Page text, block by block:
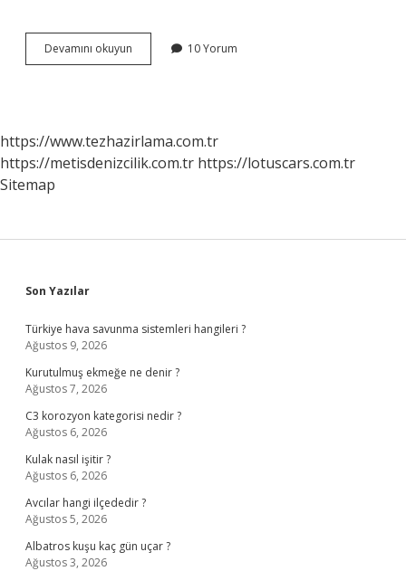
Devamını okuyun
façalı
10 Yorum
https://www.tezhazirlama.com.tr
https://metisdenizcilik.com.tr https://lotuscars.com.tr
Sitemap
Sidebar
Son Yazılar
Türkiye hava savunma sistemleri hangileri ?
Ağustos 9, 2026
Kurutulmuş ekmeğe ne denir ?
Ağustos 7, 2026
C3 korozyon kategorisi nedir ?
Ağustos 6, 2026
Kulak nasıl işitir ?
Ağustos 6, 2026
Avcılar hangi ilçededir ?
Ağustos 5, 2026
Albatros kuşu kaç gün uçar ?
Ağustos 3, 2026